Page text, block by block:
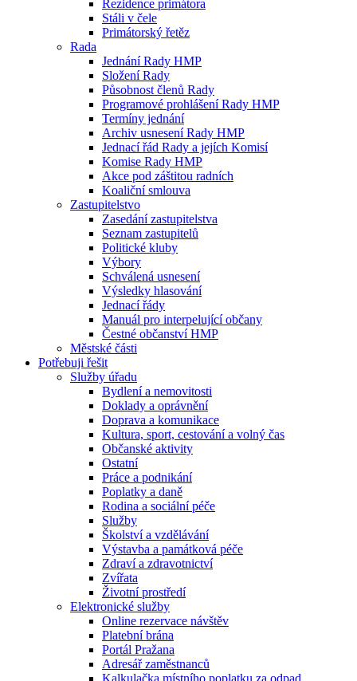
Rezidence primátora
Stáli v čele
Primátorský řetěz
Rada
Jednání Rady HMP
Složení Rady
Působnost členů Rady
Programové prohlášení Rady HMP
Termíny jednání
Archiv usnesení Rady HMP
Jednací řád Rady a jejích Komisí
Komise Rady HMP
Akce pod záštitou radních
Koaliční smlouva
Zastupitelstvo
Zasedání zastupitelstva
Seznam zastupitelů
Politické kluby
Výbory
Schválená usnesení
Výsledky hlasování
Jednací řády
Manuál pro interpelující občany
Čestné občanství HMP
Městské části
Potřebuji řešit
Služby úřadu
Bydlení a nemovitosti
Doklady a oprávnění
Doprava a komunikace
Kultura, sport, cestování a volný čas
Občanské aktivity
Ostatní
Práce a podnikání
Poplatky a daně
Rodina a sociální péče
Služby
Školství a vzdělávání
Výstavba a památková péče
Zdraví a zdravotnictví
Zvířata
Životní prostředí
Elektronické služby
Online rezervace návštěv
Platební brána
Portál Pražana
Adresář zaměstnanců
Kalkulačka místního poplatku za odpad